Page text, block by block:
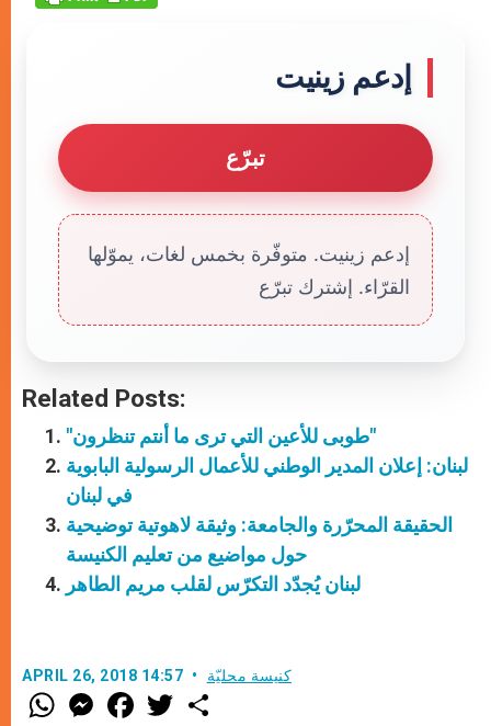
إدعم زينيت
تبرّع
إدعم زينيت. متوفّرة بخمس لغات، يموّلها
القرّاء. إشترك تبرّع
Related Posts:
"طوبى للأعين التي ترى ما أنتم تنظرون"
لبنان: إعلان المدير الوطني للأعمال الرسولية البابوية
في لبنان
الحقيقة المحرّرة والجامعة: وثيقة لاهوتية توضيحية
حول مواضيع من تعليم الكنيسة
لبنان يُجدّد التكرّس لقلب مريم الطاهر
APRIL 26, 2018 14:57 كنيسة محليّة
W
h
M
e
F
a w